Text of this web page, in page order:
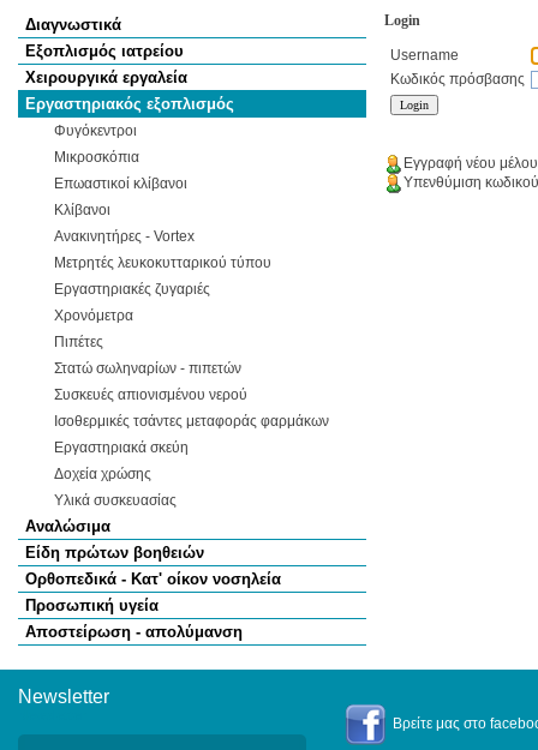
Διαγνωστικά
Εξοπλισμός ιατρείου
Χειρουργικά εργαλεία
Εργαστηριακός εξοπλισμός
Φυγόκεντροι
Μικροσκόπια
Επωαστικοί κλίβανοι
Κλίβανοι
Ανακινητήρες - Vortex
Μετρητές λευκοκυτταρικού τύπου
Εργαστηριακές ζυγαριές
Χρονόμετρα
Πιπέτες
Στατώ σωληναρίων - πιπετών
Συσκευές απιονισμένου νερού
Ισοθερμικές τσάντες μεταφοράς φαρμάκων
Εργαστηριακά σκεύη
Δοχεία χρώσης
Υλικά συσκευασίας
Αναλώσιμα
Είδη πρώτων βοηθειών
Ορθοπεδικά - Κατ' οίκον νοσηλεία
Προσωπική υγεία
Αποστείρωση - απολύμανση
Login
Username
Κωδικός πρόσβασης
Εγγραφή νέου
Υπενθύμιση κωδικού
Newsletter
Βρείτε μας στο